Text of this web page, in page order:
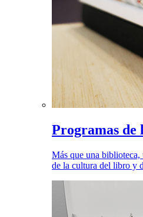
Programas de
Más que una
de la cultura del libro y